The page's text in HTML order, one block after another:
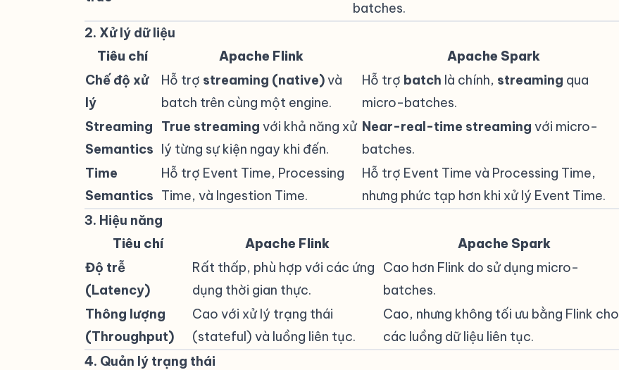
batches.
2. Xử lý dữ liệu
Tiêu chí
Apache Flink
Apache Spark
Chế độ xử
lý
Hỗ trợ streaming (native)và
batch trên cùng một engine.
Hỗ trợ batch là chính, streaming qua
micro-batches.
Streaming
Semantics
True streaming với khả năng xử
lý từng sự kiện ngay khi đến.
Near-real-time streaming với micro-
batches.
Time
Semantics
Hỗ trợ Event Time, Processing
Time, và Ingestion Time.
Hỗ trợ Event Time và Processing Time,
nhưng phức tạp hơn khi xử lý Event Time.
3. Hiệu năng
Tiêu chí
Apache Flink
Apache Spark
Độ trễ
(Latency)
Rất thấp, phù hợp với các ứng
dụng thời gian thực.
Cao hơn Flink do sử dụng micro-
batches.
Thông lượng
(Throughput)
Cao với xử lý trạng thái
(stateful) và luồng liên tục.
Cao, nhưng không tối ưu bằng Flink cho
các luồng dữ liệu liên tục.
4. Quản lý trạng thái